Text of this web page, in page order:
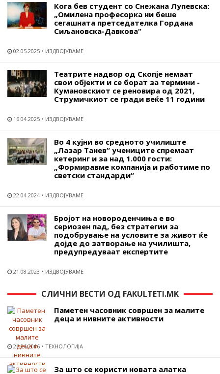
Кога бев студент со Снежана Лупевска:
„Омилена професорка ни беше
сегашната претседателка Гордана
Сиљановска-Давкова“
02.05.2025 ИЗДВОЈУВАМЕ
Театрите надвор од Скопје немаат
свои објекти и се борат за термини -
Кумановскиот се реновира од 2021,
Струмичкиот се гради веќе 11 години
16.04.2025 ИЗДВОЈУВАМЕ
Во 4 кујни во средното училиште
„Лазар Танев“ учениците спремаат
кетеринг и за над 1.000 гости:
„Формиравме компанија и работиме по
светски стандарди“
22.04.2024 ИЗДВОЈУВАМЕ
Бројот на новороденчиња е во
сериозен пад, без стратегии за
подобрување на условите за живот ќе
дојде до затворање на училишта,
предупредуваат експертите
21.08.2023 ИЗДВОЈУВАМЕ
СЛИЧНИ ВЕСТИ ОД FAKULTETI.MK
Паметен часовник совршен за малите
деца и нивните активности
26.06.2016 ТЕХНОЛОГИЈА
За што се користи новата алатка